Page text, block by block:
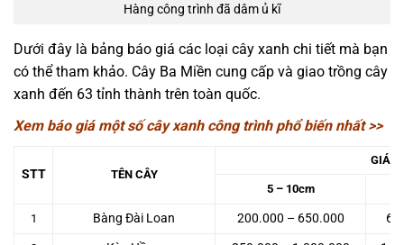
Hàng công trình đã dâm ủ kĩ
Dưới đây là bảng báo giá các loại cây xanh chi tiết mà bạn
có thể tham khảo. Cây Ba Miền cung cấp và giao trồng cây
xanh đến 63 tỉnh thành trên toàn quốc.
Xem báo giá một số cây xanh công trình phổ biến nhất >>
STT TÊN CÂY
GIÁ
5 – 10cm
1 Bàng Đài Loan 200.000 – 650.000